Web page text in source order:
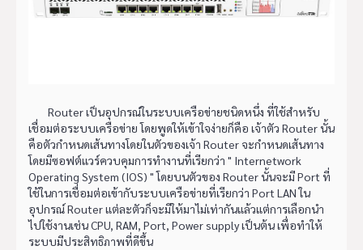
Router เป็นอุปกรณ์ในระบบเครือข่ายชนิดหนึ่ง ที่ใช้สำหรับ
เชื่อมต่อระบบเครือข่าย โดยพูดให้เข้าใจง่ายก็คือ เจ้าตัว Router นั้น
คือตัวกำหนดเส้นทางโดยในตัวของเจ้า Router จะกำหนดเส้นทาง
โดยมีซอฟต์แวร์ควบคุมการทำงานที่เรียกว่า " Internetwork
Operating System (IOS) " โดยบนตัวของ Router นั้นจะมี Port ที่
ใช้ในการเชื่อมต่อเข้ากับระบบเครือข่ายที่เรียกว่า Port LAN ใน
อุปกรณ์ Router แต่ละตัวก็จะมีให้มาไม่เท่ากันแล้วแต่การเลือกนำ
ไปใช้งานเช่น CPU, RAM, Port, Power supply เป็นต้น เพื่อทำให้
ระบบมีประสิทธิภาพที่ดีขึ้น